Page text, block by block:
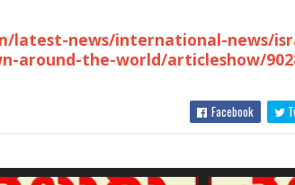
latest-news/international-news/
around-the-world/articleshow/
Facebook